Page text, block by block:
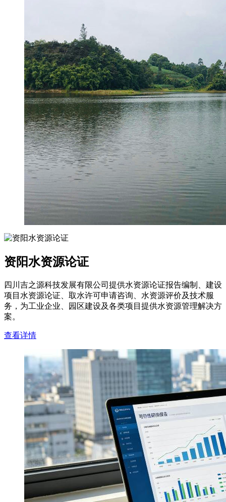
资阳水资源论证
四川吉之源科技发展有限公司提供水资源论证报告编制、建设
项目水资源论证、取水许可申请咨询、水资源评价及技术服
务，为工业企业、园区建设及各类项目提供水资源管理解决方
案。
查看详情